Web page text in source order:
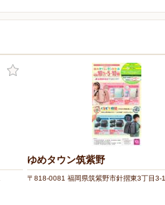
ゆめタウン筑紫野
〒818-0081 福岡県筑紫野市針摺東3丁目3-1